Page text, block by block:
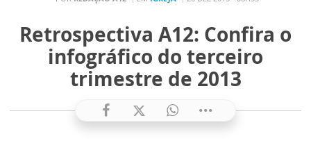
Retrospectiva A12: Confira o
infográfico do terceiro
trimestre de 2013